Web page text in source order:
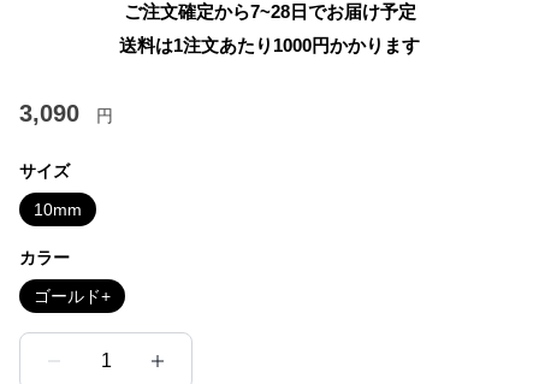
ご注文確定から7~28日でお届け予定
送料は1注文あたり 1000円かかります
3,090 円
サイズ
10mm
カラー
ゴールド+
1